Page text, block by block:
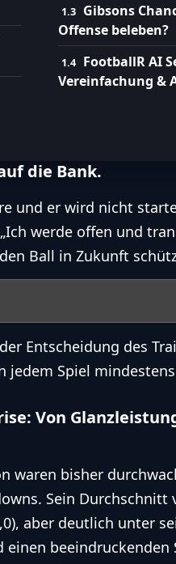
Gibsons
Offense beleben?
FootballR AI
Vereinfachung &
die Bank.
und er wird nicht
werde offen und
Ball in Zukunft
Entscheidung des
jedem Spiel
Von
waren bisher
Sein Durchschnitt
aber deutlich unter
einen beeindruckenden